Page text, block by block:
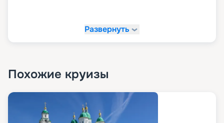
Развернуть
Похожие круизы